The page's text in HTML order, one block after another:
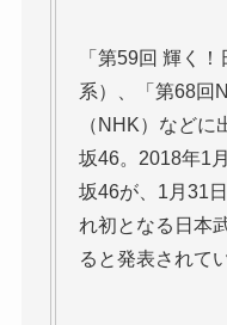
「第59回 輝く
系）、「第68回
（NHK）など
坂46。2018年1
坂46が、1月31
れ初となる日本
ると発表されて